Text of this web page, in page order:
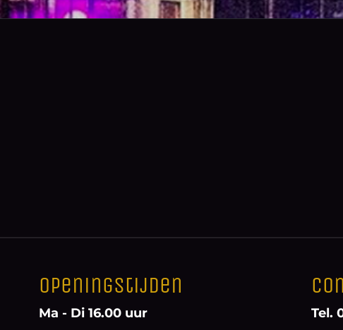
Openingstijden
Ma - Di 16.00 uur
Tel.